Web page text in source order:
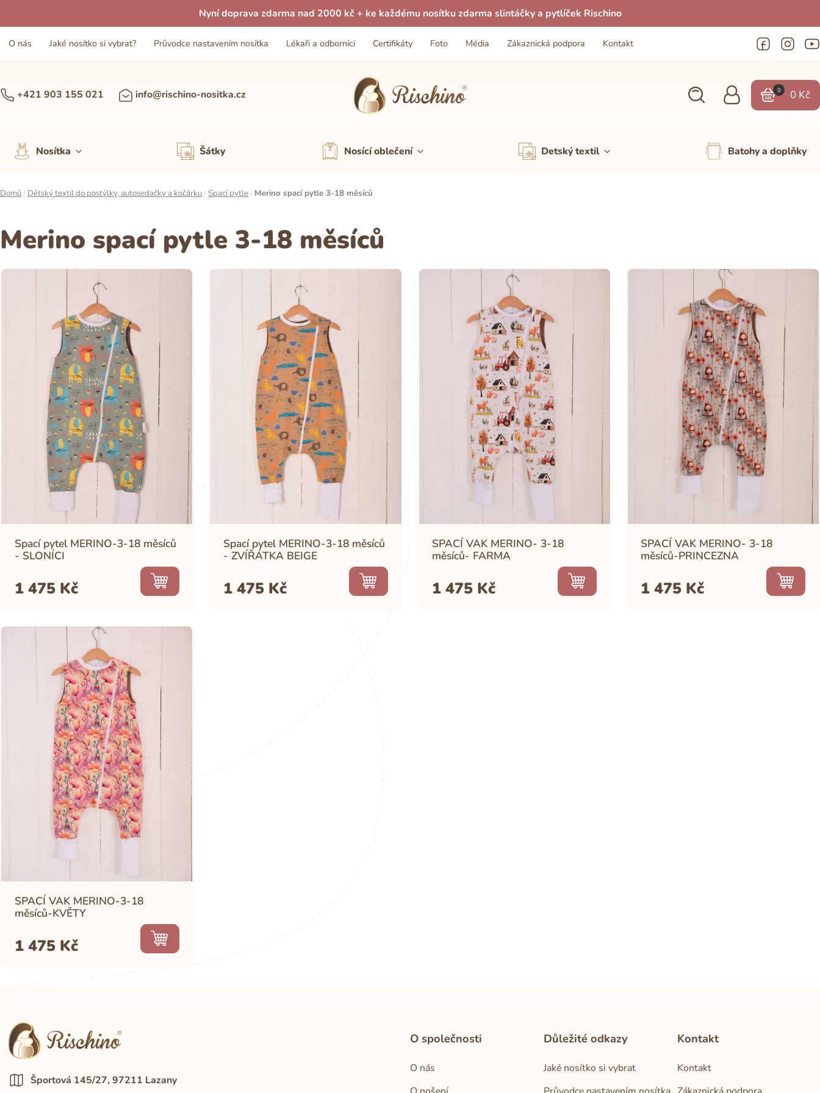
Nyní doprava zdarma nad 2000 kč + ke každému nosítku zdarma slintáčky a pytlíček Rischino
O nás Jaké nosítko si vybrat? Průvodce nastavením nosítka Lékaři a odborníci Certifikáty Foto Média Zákaznická podpora Kontakt
+421 903 155 021 info@rischino-nositka.cz 0 0 Kč
Nosítka Šátky Nosící oblečení Detský textil Batohy a doplňky
Domů/ Dětský textil do postýlky, autosedačky a kočárku/ Spací pytle/ Merino spací pytle 3-18 měsíců
Merino spací pytle 3-18 měsíců
Spací pytel MERINO-3-18 měsíců
- SLONÍCI
1 475 Kč
Spací pytel MERINO-3-18 měsíců
- ZVÍŘÁTKA BEIGE
1 475 Kč
SPACÍ VAK MERINO- 3-18
měsíců- FARMA
1 475 Kč
SPACÍ VAK MERINO- 3-18
měsíců-PRINCEZNA
1 475 Kč
SPACÍ VAK MERINO-3-18
měsíců-KVĚTY
1 475 Kč
Športová 145/27, 97211 Lazany
O společnosti
O nás
Důležité odkazy
Jaké nosítko si vybrat
Kontakt
Kontakt